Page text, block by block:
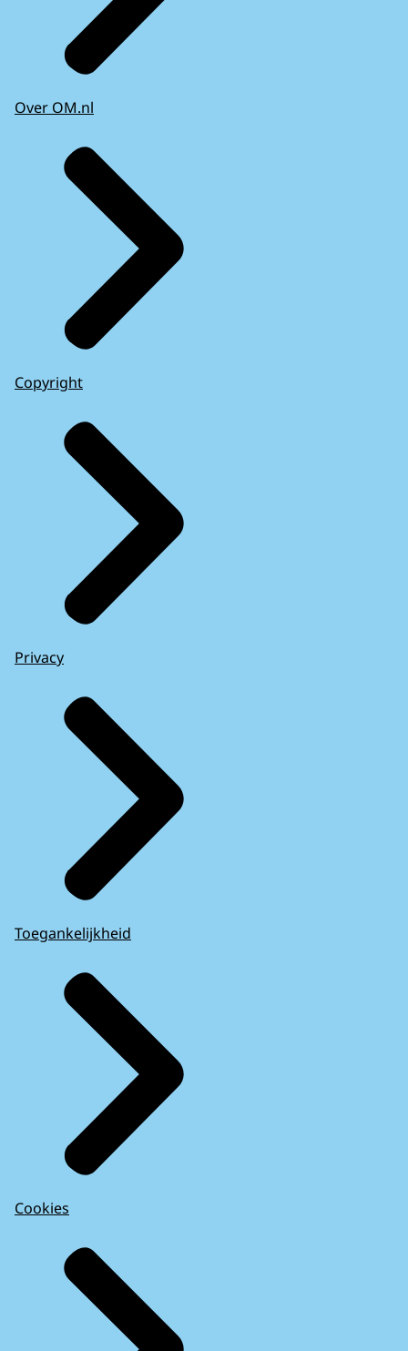
Over OM.nl
Copyright
Privacy
Toegankelijkheid
Cookies